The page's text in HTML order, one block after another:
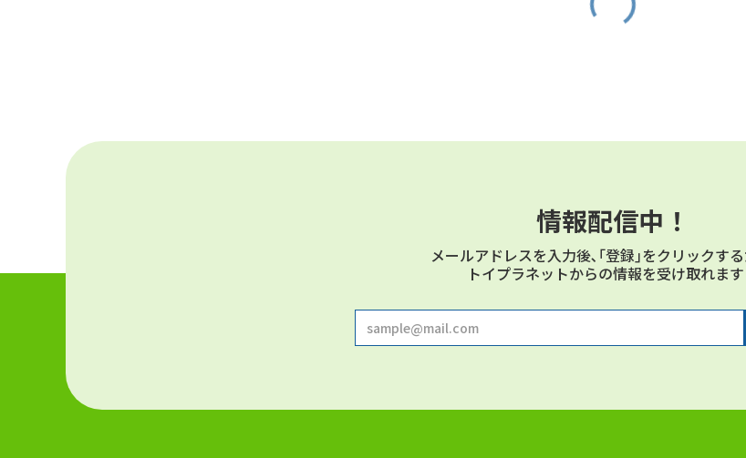
情報配信中！
メールアドレスを⼊⼒後､｢登録｣をクリックす
トイプラネットからの情報を受け取れます